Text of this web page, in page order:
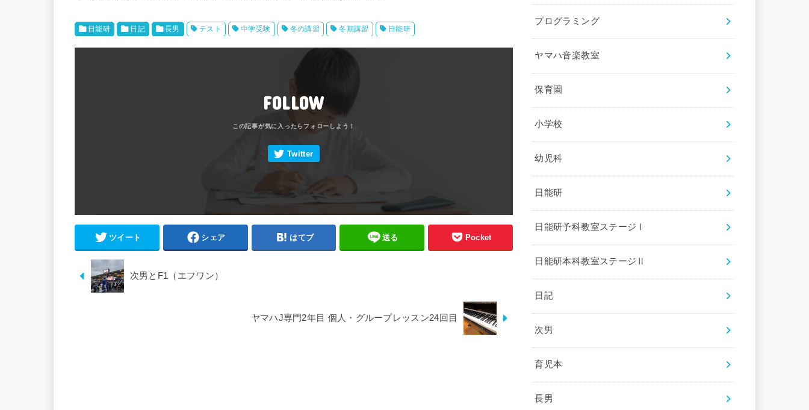
日能研 日記 長男 テスト 中学受験 冬の講習 冬期講習 日能研
FOLLOW
ツイート シェア はてブ 送る Pocket
次男とF1（エフワン）
ヤマハJ専門2年目 個人・グループレッスン24回目
プログラミング
ヤマハ音楽教室
保育園
小学校
幼児科
日能研
日能研予科教室ステージⅠ
日能研本科教室ステージⅡ
日記
次男
育児本
長男